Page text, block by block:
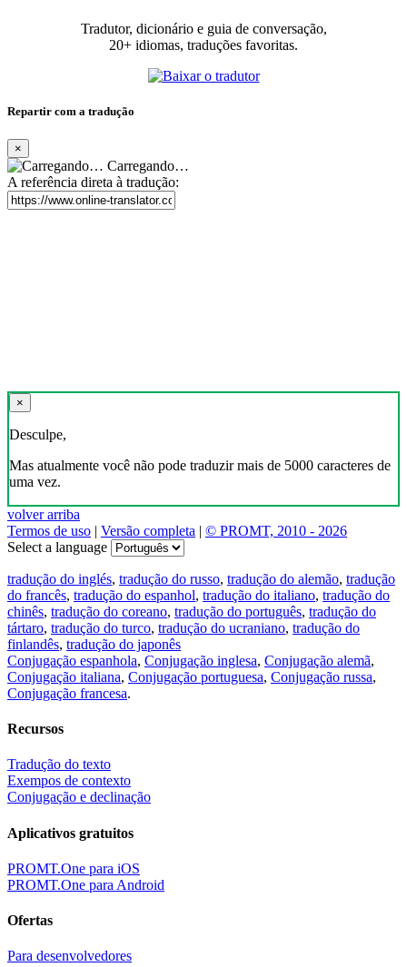
Tradutor, dicionário e guia de conversação,
20+ idiomas, traduções favoritas.
Repartir com a tradução
×
Carregando…
A referência direta à tradução:
×
Desculpe,
Mas atualmente você não pode traduzir mais de 5000 caracteres de
uma vez.
volver arriba
Termos de uso | Versão completa | © PROMT, 2010 - 2026
Select a language
tradução do inglés, tradução do russo, tradução do alemão, tradução
do francês, tradução do espanhol, tradução do italiano, tradução do
chinês, tradução do coreano, tradução do português, tradução do
tártaro, tradução do turco, tradução do ucraniano, tradução do
finlandês, tradução do japonês
Conjugação espanhola, Conjugação inglesa, Conjugação alemã,
Conjugação italiana, Conjugação portuguesa, Conjugação russa,
Conjugação francesa.
Recursos
Tradução do texto
Exempos de contexto
Conjugação e declinação
Aplicativos gratuitos
PROMT.One para iOS
PROMT.One para Android
Ofertas
Para desenvolvedores